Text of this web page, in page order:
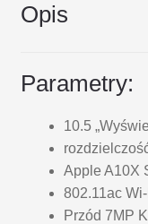
Opis
Parametry:
10.5
Apple A10X
802.11ac
Przód 7MP